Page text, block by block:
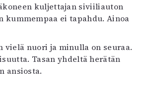
kuljettajan siviiliauton
kummempaa ei tapahdu. Ainoa
vielä nuori ja minulla on seuraa.
Tasan yhdeltä herätän
ansiosta.